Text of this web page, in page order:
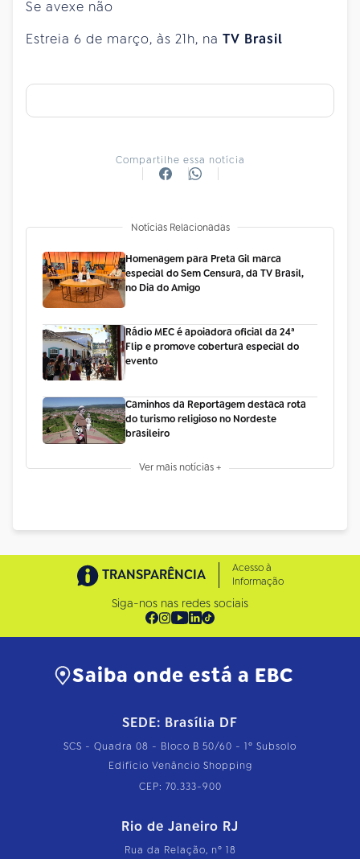
Se avexe não
Estreia 6 de março, às 21h, na TV Brasil
Compartilhe essa notícia
Notícias Relacionadas
Homenagem para Preta Gil marca
especial do Sem Censura, da TV Brasil,
no Dia do Amigo
Rádio MEC é apoiadora oficial da 24ª
Flip e promove cobertura especial do
evento
Caminhos da Reportagem destaca rota
do turismo religioso no Nordeste
brasileiro
Ver mais notícias +
TRANSPARÊNCIA
Acesso à
Informação
Siga-nos nas redes sociais
Saiba onde está a EBC
SEDE: Brasília DF
SCS - Quadra 08 - Bloco B 50/60 - 1º Subsolo
Edifício Venâncio Shopping
CEP: 70.333-900
Rio de Janeiro RJ
Rua da Relação, nº 18